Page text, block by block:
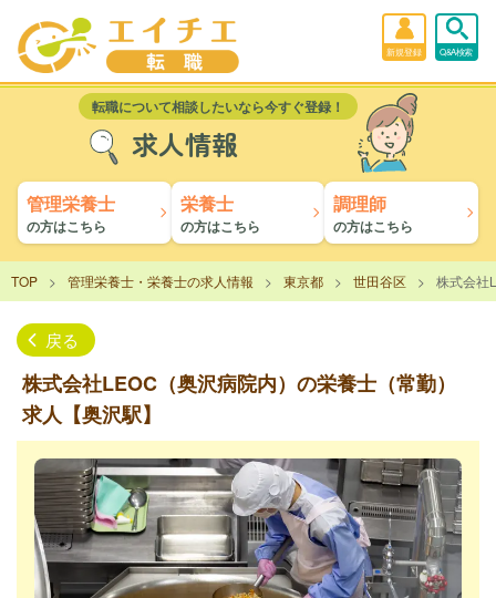
新規登録 Q&A検索
転職について相談したいなら今すぐ登録！
求人情報
管理栄養士
の方はこちら
栄養士
の方はこちら
調理師
の方はこちら
TOP 管理栄養士・栄養士の求人情報 東京都 世田谷区 株式会社
戻る
株式会社LEOC（奥沢病院内）の栄養士（常勤）
求人【奥沢駅】